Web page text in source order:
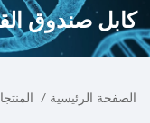
كابل صندوق
الصفحة الرئيسية /